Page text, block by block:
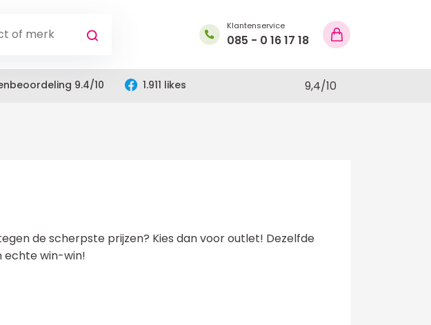
Klantenservice
085 - 0 16 17 18
9.4/10 1.911 likes 9,4/10
de scherpste prijzen? Kies dan voor outlet! Dezelfde
echte win-win!